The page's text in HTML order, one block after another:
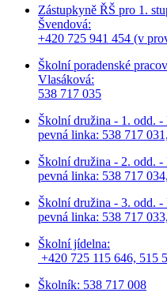
Zástupkyně ŘŠ pro 1.
Švendová:
+420 725 941 454 (v
Školní poradenské
Vlasáková:
538 717 035
Školní družina - 1. odd.
pevná linka: 538 717
Školní družina - 2. odd. -
pevná linka: 538 717 034,
Školní družina - 3. odd. -
pevná linka: 538 717 033,
Školní jídelna:
+420 725 115 646, 515
Školník: 538 717 008